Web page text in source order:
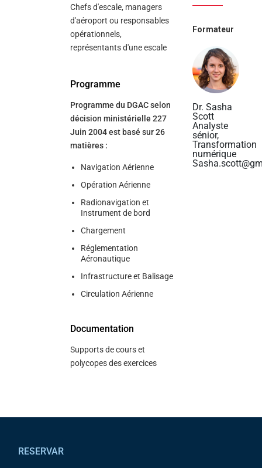
Chefs d'escale, managers
d'aéroport ou responsables
opérationnels,
représentants d'une escale
Programme
Programme du DGAC selon
décision ministérielle 227
Juin 2004 est basé sur 26
matières :
Navigation Aérienne
Opération Aérienne
Radionavigation et
Instrument de bord
Chargement
Réglementation
Aéronautique
Infrastructure et Balisage
Circulation Aérienne
Documentation
Supports de cours et
polycopes des exercices
Formateur
Dr. Sasha
Scott
Analyste
sénior,
Transformation
numérique
RESERVAR